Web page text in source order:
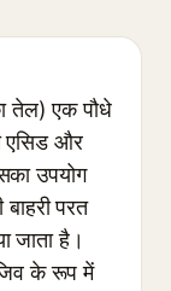
तेल) एक पौधे
एसिड और
उपयोग
परत
जाता है।
के रूप में